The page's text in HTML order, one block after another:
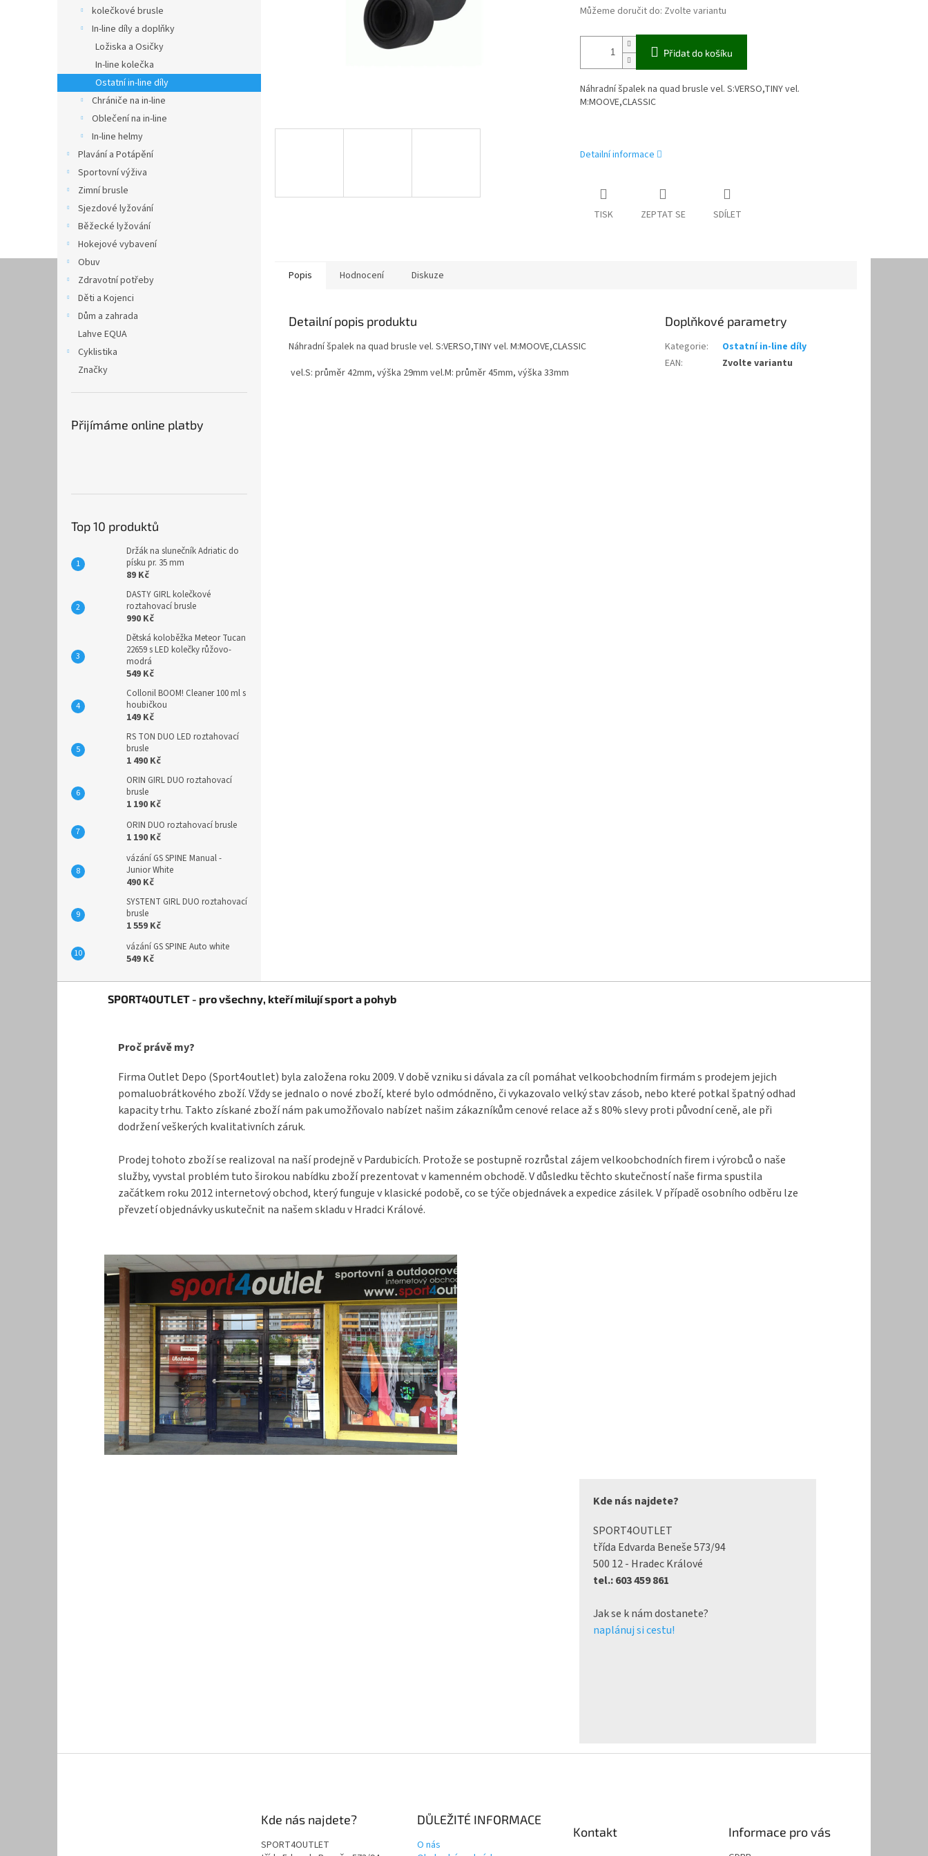
kolečkové brusle
In-line díly a doplňky
Ložiska a Osičky
In-line kolečka
Ostatní in-line díly
Chrániče na in-line
Oblečení na in-line
In-line helmy
Plavání a Potápění
Sportovní výživa
Zimní brusle
Sjezdové lyžování
Běžecké lyžování
Hokejové vybavení
Obuv
Zdravotní potřeby
Děti a Kojenci
Dům a zahrada
Lahve EQUA
Cyklistika
Značky
Přijímáme online platby
Top 10 produktů
Držák na slunečník Adriatic do
písku pr. 35 mm
89 Kč
DASTY GIRL kolečkové
roztahovací brusle
990 Kč
Dětská koloběžka Meteor Tucan
22659 s LED kolečky růžovo-
modrá
549 Kč
Collonil BOOM! Cleaner 100 ml s
houbičkou
149 Kč
RS TON DUO LED roztahovací
brusle
1 490 Kč
ORIN GIRL DUO roztahovací
brusle
1 190 Kč
ORIN DUO roztahovací brusle
1 190 Kč
vázání GS SPINE Manual -
Junior White
490 Kč
SYSTENT GIRL DUO roztahovací
brusle
1 559 Kč
vázání GS SPINE Auto white
549 Kč
Můžeme doručit do: Zvolte variantu
Přidat do košíku
Náhradní špalek na quad brusle vel. S:VERSO,TINY vel.
M:MOOVE,CLASSIC
Detailní informace
TISK ZEPTAT SE SDÍLET
Popis Hodnocení Diskuze
Detailní popis produktu
Náhradní špalek na quad brusle vel. S:VERSO,TINY vel. M:MOOVE,CLASSIC
vel.S: průměr 42mm, výška 29mm vel.M: průměr 45mm, výška 33mm
Doplňkové parametry
Kategorie:
Ostatní in-line díly
EAN: Zvolte variantu
SPORT4OUTLET - pro všechny, kteří milují sport a pohyb
Proč právě my?
Firma Outlet Depo (Sport4outlet) byla založena roku 2009. V době vzniku si dávala za cíl pomáhat velkoobchodním firmám s prodejem jejich
pomaluobrátkového zboží. Vždy se jednalo o nové zboží, které bylo odmódněno, či vykazovalo velký stav zásob, nebo které potkal špatný odhad
kapacity trhu. Takto získané zboží nám pak umožňovalo nabízet našim zákazníkům cenové relace až s 80% slevy proti původní ceně, ale při
dodržení veškerých kvalitativních záruk.
Prodej tohoto zboží se realizoval na naší prodejně v Pardubicích. Protože se postupně rozrůstal zájem velkoobchodních firem i výrobců o naše
služby, vyvstal problém tuto širokou nabídku zboží prezentovat v kamenném obchodě. V důsledku těchto skutečností naše firma spustila
začátkem roku 2012 internetový obchod, který funguje v klasické podobě, co se týče objednávek a expedice zásilek. V případě osobního odběru lze
převzetí objednávky uskutečnit na našem skladu v Hradci Králové.
Kde nás najdete?
SPORT4OUTLET
třída Edvarda Beneše 573/94
500 12 - Hradec Králové
tel.: 603 459 861
Jak se k nám dostanete?
naplánuj si cestu!
Kde nás najdete?
SPORT4OUTLET
DŮLEŽITÉ INFORMACE
O nás
Kontakt Informace pro vás